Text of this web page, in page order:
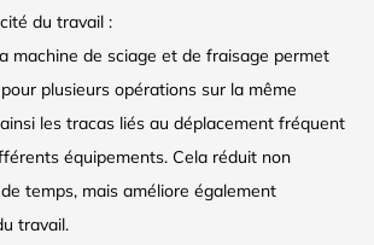
du travail :
machine de sciage et de fraisage permet
plusieurs opérations sur la même
les tracas liés au déplacement fréquent
équipements. Cela réduit non
temps, mais améliore également
travail.